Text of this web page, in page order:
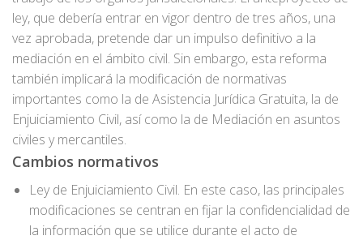
ley, que debería entrar en vigor dentro de tres años, una
vez aprobada, pretende dar un impulso definitivo a la
mediación en el ámbito civil. Sin embargo, esta reforma
también implicará la modificación de normativas
importantes como la de Asistencia Jurídica Gratuita, la de
Enjuiciamiento Civil, así como la de Mediación en asuntos
civiles y mercantiles.
Cambios normativos
Ley de Enjuiciamiento Civil. En este caso, las principales
modificaciones se centran en fijar la confidencialidad de
la información que se utilice durante el acto de